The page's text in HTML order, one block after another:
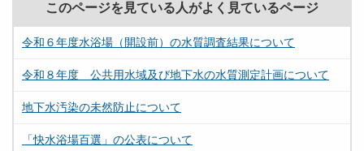
このページを見ている人がよく見ているページ
令和６年度水浴場（開設前）の水質調査結果について
令和８年度 公共用水域及び地下水の水質測定計画について
地下水汚染の未然防止について
「快水浴場百選」の公表について